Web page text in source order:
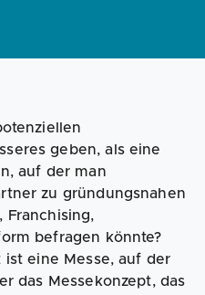
Businessplan Fördermittel
geben, als eine
auf der man
zu gründungsnahen
Franchising,
befragen könnte?
ist eine Messe, auf der
das Messekonzept, das